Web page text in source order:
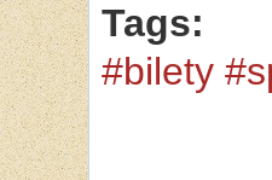
Tags:
#bilety